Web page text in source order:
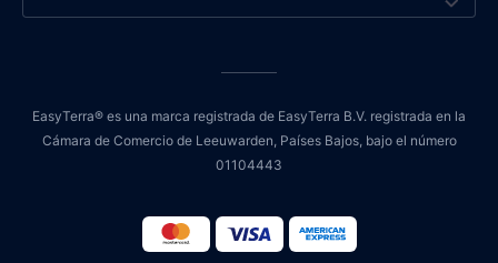
EasyTerra® es una marca registrada de EasyTerra B.V. registrada en la
Cámara de Comercio de Leeuwarden, Países Bajos, bajo el número
01104443